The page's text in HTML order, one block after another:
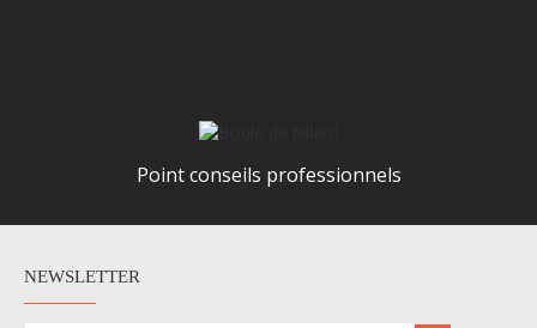
Point conseils professionnels
NEWSLETTER